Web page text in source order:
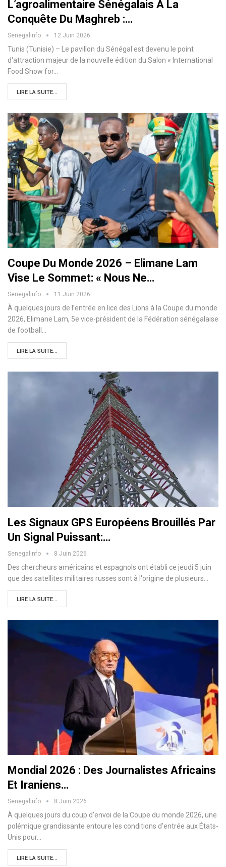
L’agroalimentaire Sénégalais À La
Conquête Du Maghreb :…
Senegalinfo 12 Juin 2026
Tunis (Tunisie) – Le pavillon du Sénégal est devenu le point
d'attraction majeur de la nouvelle édition du Salon « International
Food Show for…
LIRE LA SUITE...
Coupe Du Monde 2026 – Elimane Lam
Vise Le Sommet: « Nous Ne…
Senegalinfo 11 Juin 2026
À quelques jours de l’entrée en lice des Lions à la Coupe du monde
2026, Elimane Lam, 5e vice-président de la Fédération sénégalaise
de football…
LIRE LA SUITE...
Les Signaux GPS Européens Brouillés Par
Un Signal Puissant:…
Senegalinfo 8 Juin 2026
Des chercheurs américains et espagnols ont établi ce jeudi 5 juin
que des satellites militaires russes sont à l'origine de plusieurs…
LIRE LA SUITE...
Mondial 2026 : Des Journalistes Africains
Et Iraniens…
Senegalinfo 8 Juin 2026
À quelques jours du coup d’envoi de la Coupe du monde 2026, une
polémique grandissante entoure les conditions d’entrée aux États-
Unis pour…
LIRE LA SUITE...